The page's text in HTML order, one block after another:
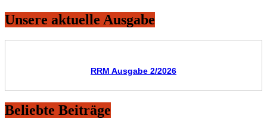
Unsere aktuelle Ausgabe
RRM Ausgabe 2/2026
Beliebte Beiträge